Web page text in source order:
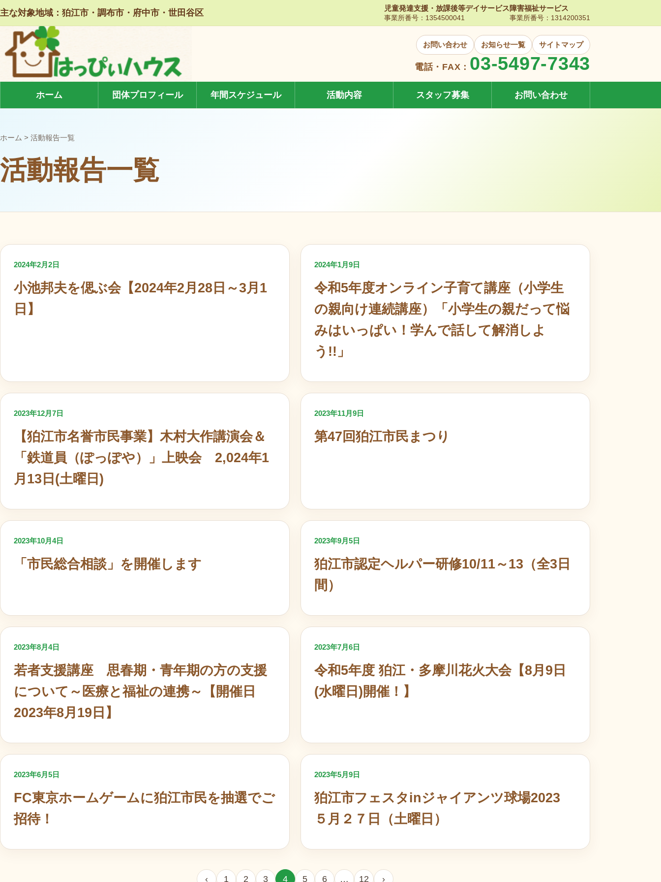
本文へ移動
主な対象地域：狛江市・調布市・府中市・世田谷区 児童発達支援・放課後等デイサービス
事業所番号：1354500041
障害福祉サービス
事業所番号：1314200351
お問い合わせ お知らせ一覧 サイトマップ
電話・FAX： 03-5497-7343
ホーム 団体プロフィール 年間スケジュール 活動内容 スタッフ募集 お問い合わせ
ホーム > 活動報告一覧
活動報告一覧
2024年2月2日
小池邦夫を偲ぶ会【2024年2月28日～3月1
日】
2024年1月9日
令和5年度オンライン子育て講座（小学生
の親向け連続講座）「小学生の親だって悩
みはいっぱい！学んで話して解消しよ
う!!」
2023年12月7日
【狛江市名誉市民事業】木村大作講演会＆
「鉄道員（ぽっぽや）」上映会 2,024年1
月13日(土曜日)
2023年11月9日
第47回狛江市民まつり
2023年10月4日
「市民総合相談」を開催します
2023年9月5日
狛江市認定ヘルパー研修10/11～13（全3日
間）
2023年8月4日
若者支援講座 思春期・青年期の方の支援
について～医療と福祉の連携～【開催日
2023年8月19日】
2023年7月6日
令和5年度 狛江・多摩川花火大会【8月9日
(水曜日)開催！】
2023年6月5日
FC東京ホームゲームに狛江市民を抽選でご
招待！
2023年5月9日
狛江市フェスタinジャイアンツ球場2023
５月２７日（土曜日）
‹ 1 2 3 4 5 6 … 12 ›